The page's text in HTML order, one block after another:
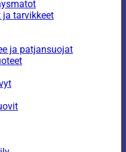
tarvikkeet
ja patjansuojat